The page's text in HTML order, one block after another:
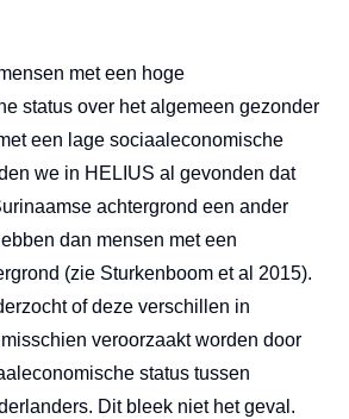
met een hoge
status over het algemeen gezonder
een lage sociaaleconomische
we in HELIUS al gevonden dat
achtergrond een ander
dan mensen met een
(zie Sturkenboom et al 2015).
of deze verschillen in
veroorzaakt worden door
status tussen
Dit bleek niet het geval.